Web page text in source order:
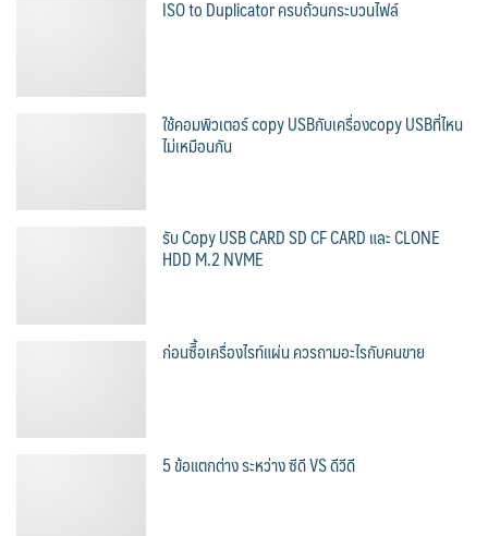
ISO to Duplicator ครบถ้วนกระบวนไฟล์
ใช้คอมพิวเตอร์ copy USBกับเครื่องcopy USBที่ไหน
ไม่เหมือนกัน
รับ Copy USB CARD SD CF CARD และ CLONE
HDD M.2 NVME
ก่อนซืิ้อเครื่องไรท์แผ่น ควรถามอะไรกับคนขาย
5 ข้อแตกต่าง ระหว่าง ซีดี VS ดีวีดี